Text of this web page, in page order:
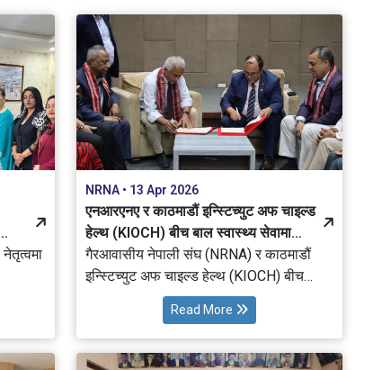
छ।
शिष्टाचार भेट तथा छलफल गरेको छ।
छ।
लागि
NRNA • 13 Apr 2026
एनआरएनए र काठमाडौं इन्स्टिच्युट अफ चाइल्ड
हेल्थ (KIOCH) बीच बाल स्वास्थ्य सेवामा
सहकार्य सम्झौता
गैरआवासीय नेपाली संघ (NRNA) र काठमाडौं
इन्स्टिच्युट अफ चाइल्ड हेल्थ (KIOCH) बीच
नेपालमा बाल स्वास्थ्य सेवाको सुधार, विस्तार तथा
सुदृढीकरणका लागि महत्वपूर्ण सहकार्य सम्झौता
सम्पन्न भएको छ। काठमाडौँमा आयोजित एक
विशेष कार्यक्रममा दुवै संस्थाबीच समझदारीपत्र
Read More